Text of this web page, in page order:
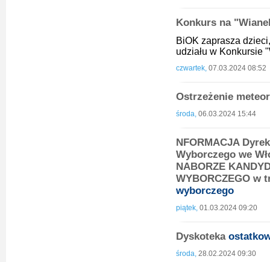
Konkurs na
BiOK zaprasza
udziału w Konkursie
czwartek, 07.03.2024 08:52
Ostrzeżenie
środa, 06.03.2024 15:44
NFORMACJA
Wyborczego we
NABORZE
WYBORCZEGO w
wyborczego
piątek, 01.03.2024 09:20
Dyskoteka
środa, 28.02.2024 09:30